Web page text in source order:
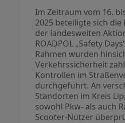
Im Zeitraum vom 16.
2025 beteiligte sich die
der landesweiten
ROADPOL „Safety
Rahmen wurden
Verkehrssicherheit
Kontrollen im
durchgeführt. An
Standorten im Kreis
sowohl Pkw- als auch
Scooter-Nutzer